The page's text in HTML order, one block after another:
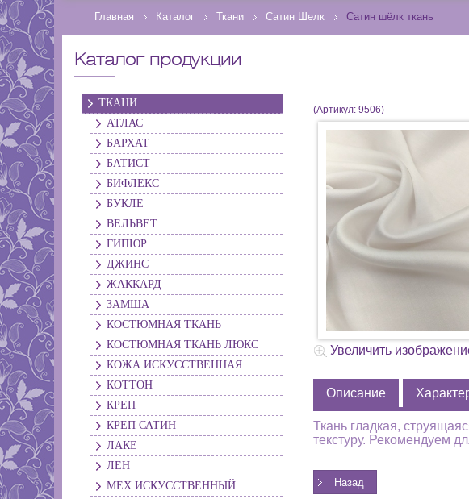
Главная Каталог Ткани Сатин Шелк Сатин шёлк ткань
Каталог продукции
ТКАНИ
АТЛАС
БАРХАТ
БАТИСТ
БИФЛЕКС
БУКЛЕ
ВЕЛЬВЕТ
ГИПЮР
ДЖИНС
ЖАККАРД
ЗАМША
КОСТЮМНАЯ ТКАНЬ
КОСТЮМНАЯ ТКАНЬ ЛЮКС
КОЖА ИСКУССТВЕННАЯ
КОТТОН
КРЕП
КРЕП САТИН
ЛАКЕ
ЛЕН
МЕХ ИСКУССТВЕННЫЙ
(Артикул:9506)
Увеличить
Описание
Ткань гладкая,
текстуру. Рекомендуем